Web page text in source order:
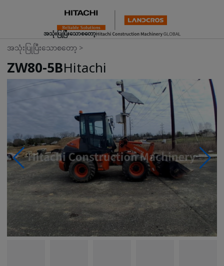
အသုံးပြုပြီးသောစတော့
အသုံးပြုပြီးသောစတော့ >
ZW80-5BHitachi
Photos & Videos